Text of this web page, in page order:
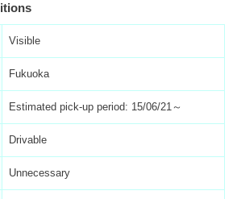
Visible
Fukuoka
Estimated pick-up period: 15/06/21～
Drivable
Unnecessary